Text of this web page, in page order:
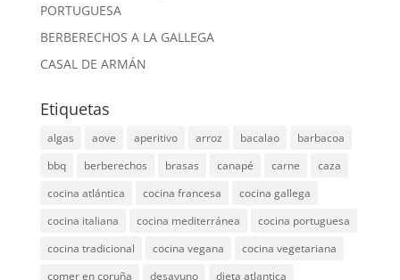
PORTUGUESA
BERBERECHOS A LA GALLEGA
CASAL DE ARMÁN
Etiquetas
algas aove aperitivo arroz bacalao
barbacoa
bbq
berberechos brasas canapé carne
caza
cocina atlántica
cocina francesa
cocina gallega
cocina italiana
cocina mediterránea
cocina portuguesa
cocina tradicional
cocina vegana
cocina vegetariana
comer en coruña
desayuno
dieta atlantica